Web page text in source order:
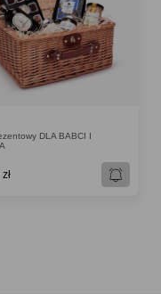
DLA BABCI I